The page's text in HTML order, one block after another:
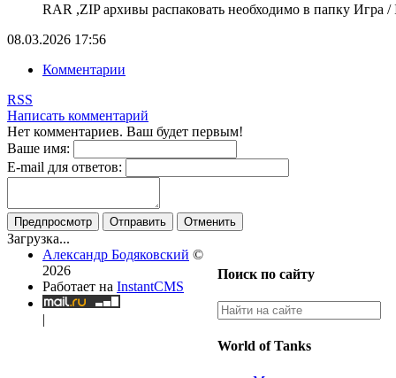
RAR ,ZIP архивы распаковать необходимо в папку Игра /
08.03.2026 17:56
Комментарии
RSS
Написать комментарий
Нет комментариев. Ваш будет первым!
Ваше имя:
E-mail для ответов:
Предпросмотр Отправить Отменить
Загрузка...
Поиск по сайту
World of Tanks
Александр Бодяковский ©
2026
Работает на InstantCMS
|